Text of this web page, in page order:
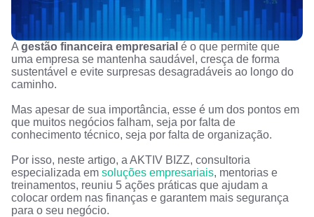
A gestão financeira empresarial é o que permite que
uma empresa se mantenha saudável, cresça de forma
sustentável e evite surpresas desagradáveis ao longo do
caminho.
Mas apesar de sua importância, esse é um dos pontos em
que muitos negócios falham, seja por falta de
conhecimento técnico, seja por falta de organização.
Por isso, neste artigo, a AKTIV BIZZ, consultoria
especializada em soluções empresariais, mentorias e
treinamentos, reuniu 5 ações práticas que ajudam a
colocar ordem nas finanças e garantem mais segurança
para o seu negócio.